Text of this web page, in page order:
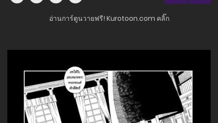
อ่านการ์ตูนวายฟรี! Kurotoon.com คลิ๊ก